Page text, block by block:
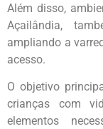
Além disso,
Açailândia,
ampliando a
acesso.
O objetivo
crianças com
elementos